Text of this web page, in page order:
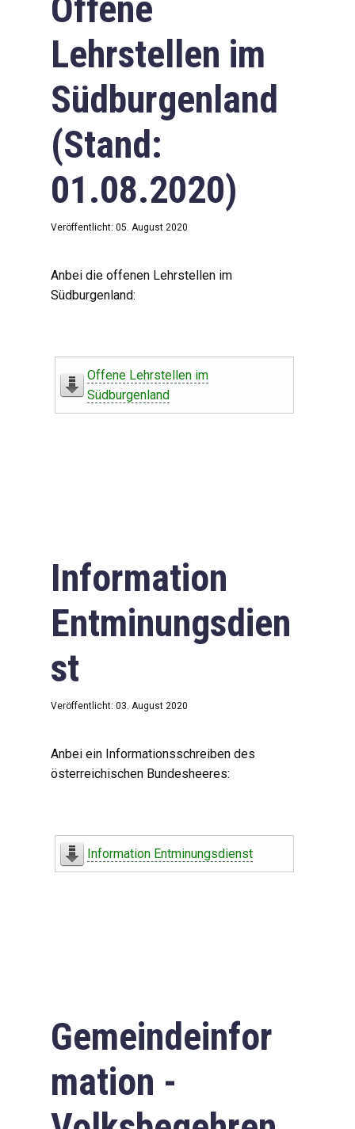
Offene
Lehrstellen im
Südburgenland
(Stand:
01.08.2020)
Veröffentlicht: 05. August 2020
Anbei die offenen Lehrstellen im
Südburgenland:
Offene Lehrstellen im
Südburgenland
Information
Entminungsdien
st
Veröffentlicht: 03. August 2020
Anbei ein Informationsschreiben des
österreichischen Bundesheeres:
Information Entminungsdienst
Gemeindeinfor
mation -